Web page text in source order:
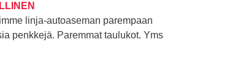
linja-autoaseman parempaan
penkkejä. Paremmat taulukot. Yms
teeman mukaan: Keskusta